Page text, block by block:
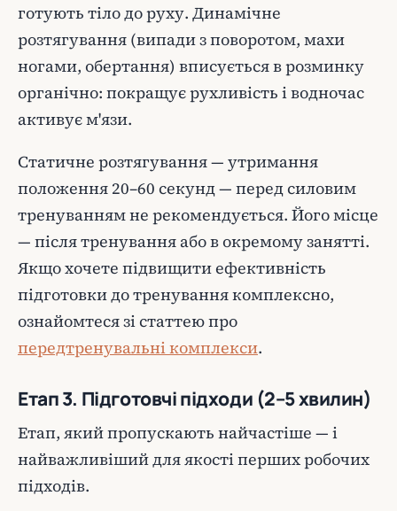
готують тіло до руху. Динамічне
розтягування (випади з поворотом, махи
ногами, обертання) вписується в розминку
органічно: покращує рухливість і водночас
активує м'язи.
Статичне розтягування — утримання
положення 20–60 секунд — перед силовим
тренуванням не рекомендується. Його місце
— після тренування або в окремому занятті.
Якщо хочете підвищити ефективність
підготовки до тренування комплексно,
ознайомтеся зі статтею про
передтренувальні комплекси.
Етап 3. Підготовчі підходи (2–5 хвилин)
Етап, який пропускають найчастіше — і
найважливіший для якості перших робочих
підходів.